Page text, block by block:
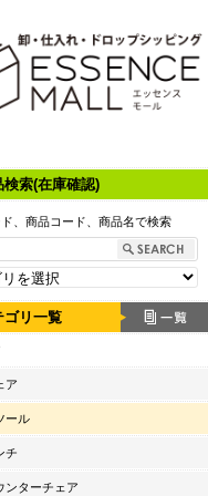
検索(在庫確認)
、商品コード、商品名で検索
ゴリ一覧
ア
ール
チ
ンターチェア